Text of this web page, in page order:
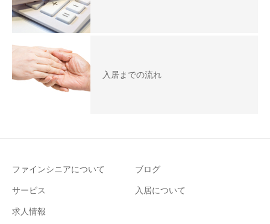
入居までの流れ
ファインシニアについて ブログ
サービス 入居について
求人情報